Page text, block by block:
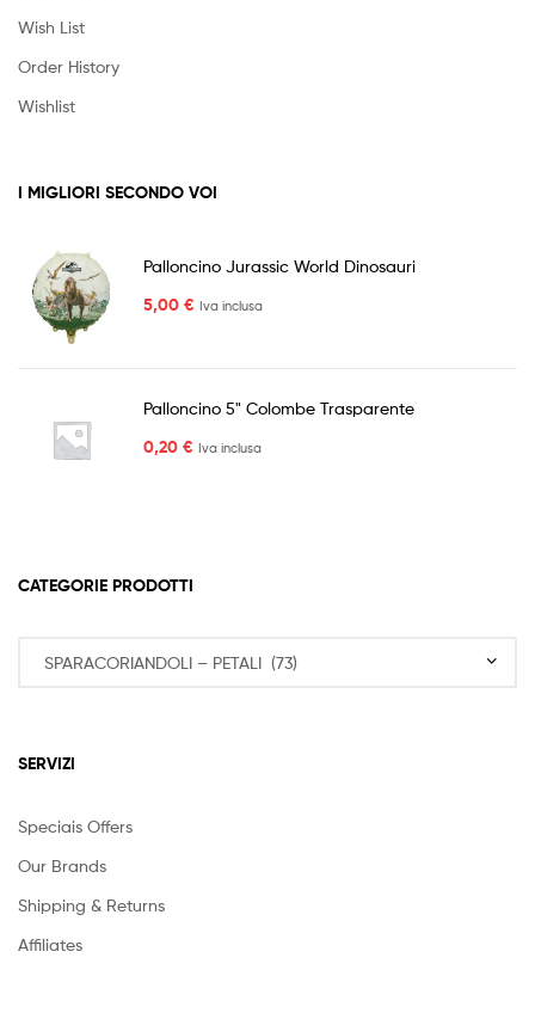
Wish List
Order History
Wishlist
I MIGLIORI SECONDO VOI
Palloncino Jurassic World Dinosauri
5,00 € Iva inclusa
Palloncino 5" Colombe Trasparente
0,20 € Iva inclusa
CATEGORIE PRODOTTI
SERVIZI
Speciais Offers
Our Brands
Shipping & Returns
Affiliates